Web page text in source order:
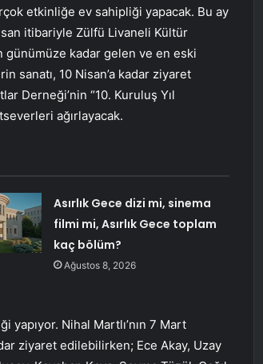
etkinliğe ev sahipliği yapacak. Bu ay
itibariyle Zülfü Livaneli Kültür
günümüze kadar gelen ve en eski
sanatı, 10 Nisan’a kadar ziyaret
Derneği’nin “10. Kuruluş Yıl
ağırlayacak.
Asırlık Gece dizi mi, sinema
filmi mi, Asırlık Gece toplam
kaç bölüm?
Ağustos 8, 2026
Nihal Martlı’nın 7 Mart
ziyaret edilebilirken; Ece Akay, Uzay